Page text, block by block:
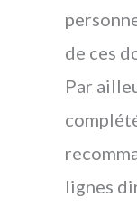
de ces
Par
lignes